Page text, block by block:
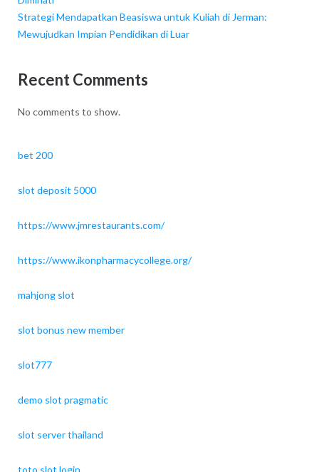
Strategi Mendapatkan Beasiswa untuk Kuliah di Jerman:
Mewujudkan Impian Pendidikan di Luar
Recent Comments
No comments to show.
bet 200
slot deposit 5000
https://www.jmrestaurants.com/
https://www.ikonpharmacycollege.org/
mahjong slot
slot bonus new member
slot777
demo slot pragmatic
slot server thailand
toto slot login